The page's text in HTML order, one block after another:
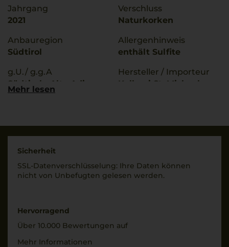
Jahrgang
2021
Anbauregion
Südtirol
g.U./ g.g.A
Südtirol - Alto Adige
Origine Controllata
Rebsorten
Trinktemperatur
Alkoholgehalt
14 % Vol.
Verschluss
Naturkorken
Allergenhinweis
enthält Sulfite
Hersteller / Importeur
Kellerei St. Michael-
Italien
trocken
Mehr lesen
Sicherheit
SSL-Daten­verschlüs­selung: Ihre Daten können
nicht von Unbe­fugten gelesen werden.
Hervorragend
Über 10.000 Bewertungen auf
Mehr Informationen